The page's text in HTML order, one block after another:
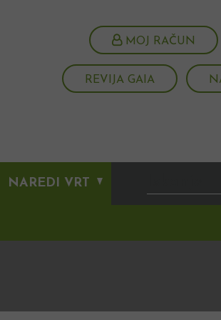
MOJ RAČUN
REVIJA GAIA
NAREDI VRT